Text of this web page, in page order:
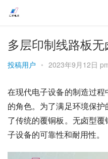
多层印制线路板
投稿用户 • 2023年9月12日
在现代电子设备的制造过程
的角色。为了满足环境保
了传统的覆铜板。无卤型
子设备的可靠性和耐用性。